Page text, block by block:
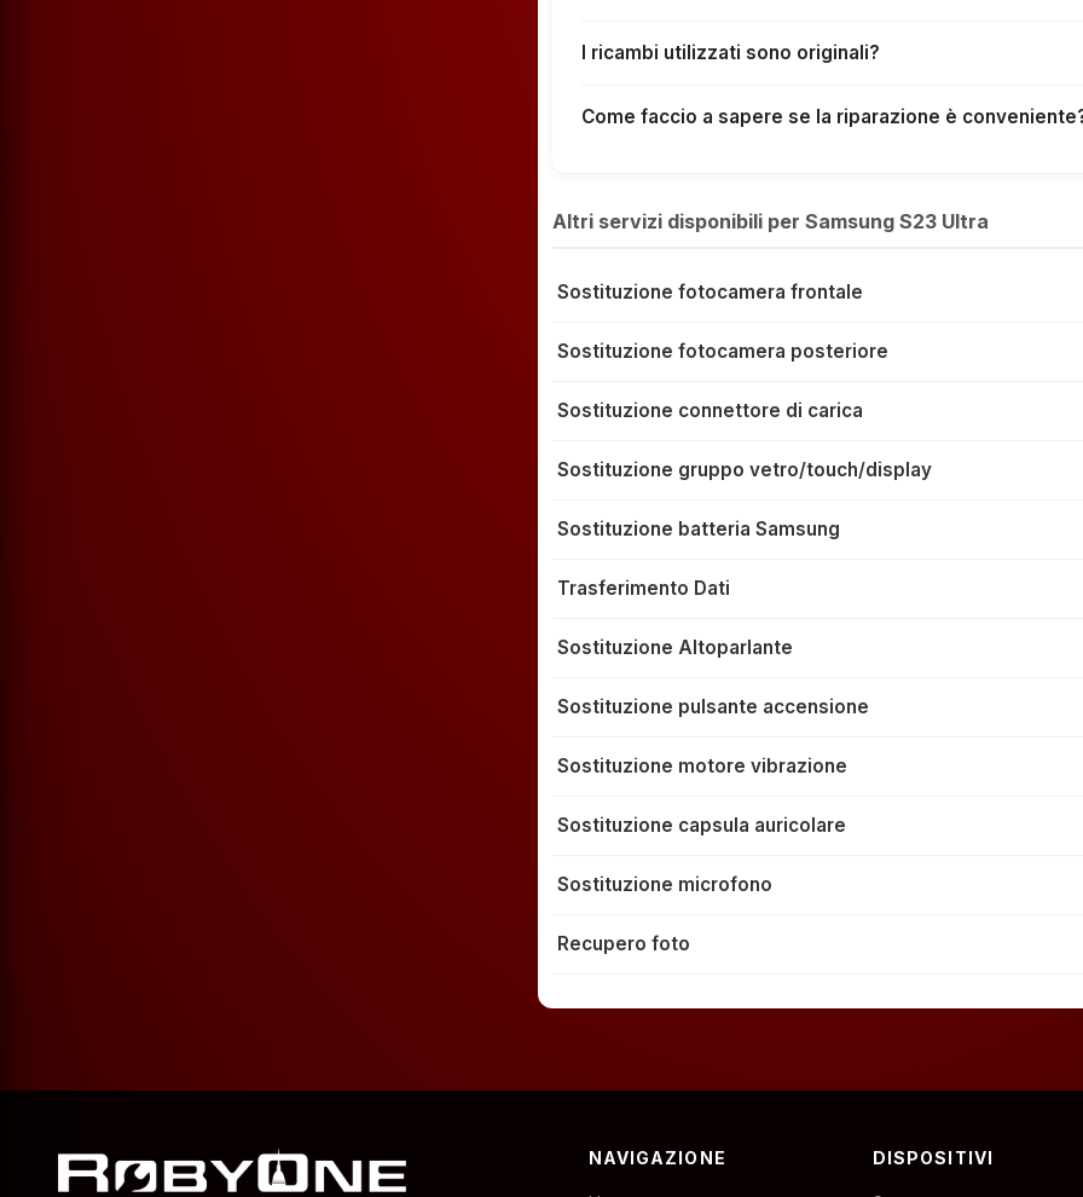
I ricambi utilizzati sono originali?
Come faccio a sapere se la riparazione è
Altri servizi disponibili per Samsung S23 Ultra
Sostituzione fotocamera frontale
Sostituzione fotocamera posteriore
Sostituzione connettore di carica
Sostituzione gruppo vetro/touch/display
Sostituzione batteria Samsung
Trasferimento Dati
Sostituzione Altoparlante
Sostituzione pulsante accensione
Sostituzione motore vibrazione
Sostituzione capsula auricolare
Sostituzione microfono
Recupero foto
NAVIGAZIONE DISPOSITIVI